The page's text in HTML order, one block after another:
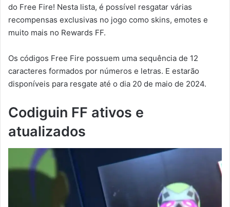
do Free Fire! Nesta lista, é possível resgatar várias
recompensas exclusivas no jogo como skins, emotes e
muito mais no Rewards FF.
Os códigos Free Fire possuem uma sequência de 12
caracteres formados por números e letras. E estarão
disponíveis para resgate até o dia 20 de maio de 2024.
Codiguin FF ativos e
atualizados